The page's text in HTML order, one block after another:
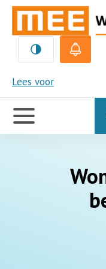
Lees voor
MEE
Handige
links